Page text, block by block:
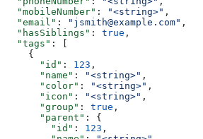
  "mobileNumber"
: "<string>" ,
  "email"
: "jsmith@example.com" ,
  "hasSiblings"
: true ,
  "tags"
: [
    {
      "id"
: 123 ,
      "name"
: "<string>" ,
      "color"
: "<string>" ,
      "icon"
: "<string>" ,
      "group"
: true ,
      "parent"
: {
        "id"
: 123 ,